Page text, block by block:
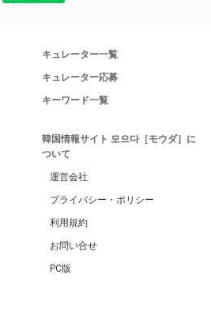
キュレーター一覧
キュレーター応募
キーワード一覧
韓国情報サイト 모으다［モウダ］に
ついて
運営会社
プライバシー・ポリシー
利用規約
お問い合せ
PC版